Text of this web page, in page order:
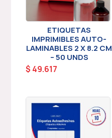
ETIQUETAS
IMPRIMIBLES AUTO-
LAMINABLES 2 X 8.2 CM
– 50 UNDS
$ 49.617